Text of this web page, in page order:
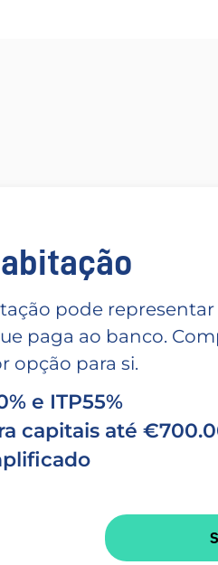
pode
paga ao banco.
opção para si.
e ITP55%
capitais até